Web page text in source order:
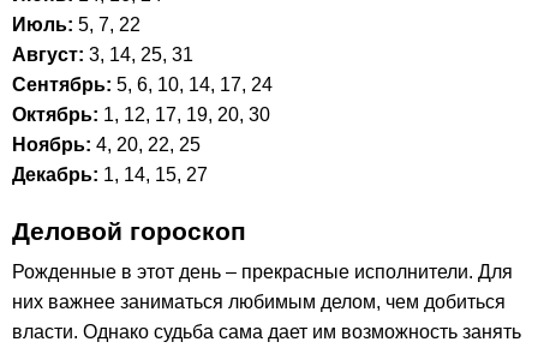
Июль: 5, 7, 22
Август: 3, 14, 25, 31
Сентябрь: 5, 6, 10, 14, 17, 24
Октябрь: 1, 12, 17, 19, 20, 30
Ноябрь: 4, 20, 22, 25
Декабрь: 1, 14, 15, 27
Деловой гороскоп
Рожденные в этот день – прекрасные исполнители. Для
них важнее заниматься любимым делом, чем добиться
власти. Однако судьба сама дает им возможность занять